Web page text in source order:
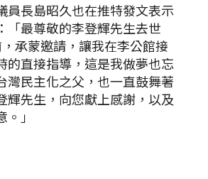
員長島昭久也在推特發文表示
「最尊敬的李登輝先生去世
承蒙邀請，讓我在李公館接
的直接指導，這是我做夢也忘
灣民主化之父，也一直鼓舞著
輝先生，向您獻上感謝，以及
」